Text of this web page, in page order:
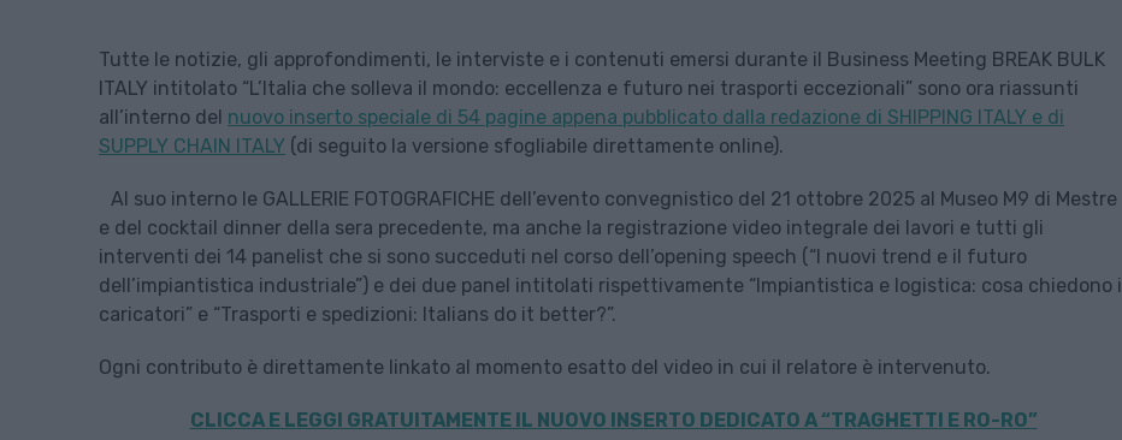
Tutte le notizie, gli approfondimenti, le interviste e i contenuti emersi durante il Business Meeting BREAK BULK
ITALY intitolato “L’Italia che solleva il mondo: eccellenza e futuro nei trasporti eccezionali” sono ora riassunti
all’interno del nuovo inserto speciale di 54 pagine appena pubblicato dalla redazione di SHIPPING ITALY e di
SUPPLY CHAIN ITALY (di seguito la versione sfogliabile direttamente online).
Al suo interno le GALLERIE FOTOGRAFICHE dell’evento convegnistico del 21 ottobre 2025 al Museo M9 di Mestre
e del cocktail dinner della sera precedente, ma anche la registrazione video integrale dei lavori e tutti gli
interventi dei 14 panelist che si sono succeduti nel corso dell’opening speech (“I nuovi trend e il futuro
dell’impiantistica industriale”) e dei due panel intitolati rispettivamente “Impiantistica e logistica: cosa chiedono i
caricatori” e “Trasporti e spedizioni: Italians do it better?”.
Ogni contributo è direttamente linkato al momento esatto del video in cui il relatore è intervenuto.
CLICCA E LEGGI GRATUITAMENTE IL NUOVO INSERTO DEDICATO A “TRAGHETTI E RO-RO”